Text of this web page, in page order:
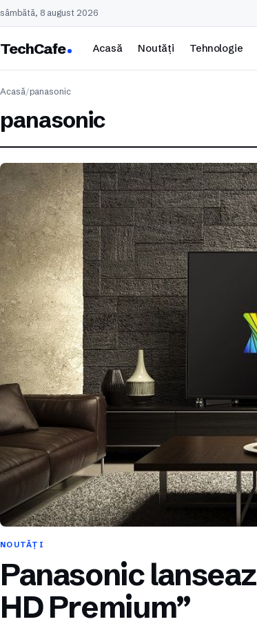
sâmbătă, 8 august 2026
TechCafe Acasă Noutăți Tehnologie
Acasă/panasonic
panasonic
NOUTĂȚI
Panasonic
HD Premium”